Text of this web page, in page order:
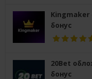
Kingmaker
бонус
20Bet
бонус